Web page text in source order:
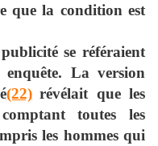
que la condition est
se référaient
La version
(22) révélait que les
toutes les
les hommes qui